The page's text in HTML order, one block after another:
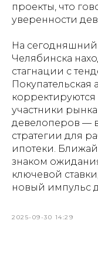
проекты, что
уверенности
На
Челябинска
стагнации с
Покупательская
участники
девелоперов —
стратегии для
ипотеки.
знаком
ключевой
новый импульс
2025-09-30 14:29